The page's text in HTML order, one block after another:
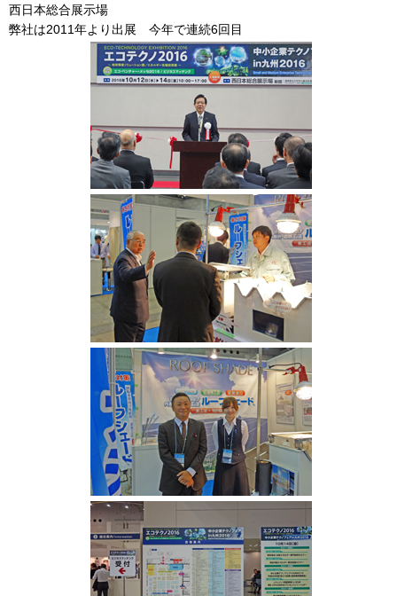
西日本総合展示場
弊社は2011年より出展 今年で連続6回目